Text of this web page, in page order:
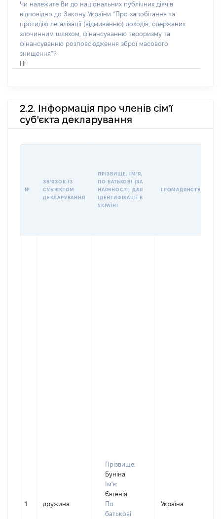
Чи належите Ви до національних публічних діячів
відповідно до Закону України “Про запобігання та
протидію легалізації (відмиванню) доходів, одержаних
злочинним шляхом, фінансуванню тероризму та
фінансуванню розповсюдження зброї масового
знищення”?
Ні
2.2. Інформація про членів сім'ї
суб'єкта декларування
№
ЗВʼЯЗОК ІЗ
СУБʼЄКТОМ
ДЕКЛАРУВАННЯ
ПРІЗВИЩЕ, ІМʼЯ,
ПО БАТЬКОВІ (ЗА
НАЯВНОСТІ) ДЛЯ
ІДЕНТИФІКАЦІЇ В
УКРАЇНІ
ГРОМАДЯНСТВО
1 дружина
Прізвище:
Буніна
Ім'я:
Євгенія
По
батькові
Україна